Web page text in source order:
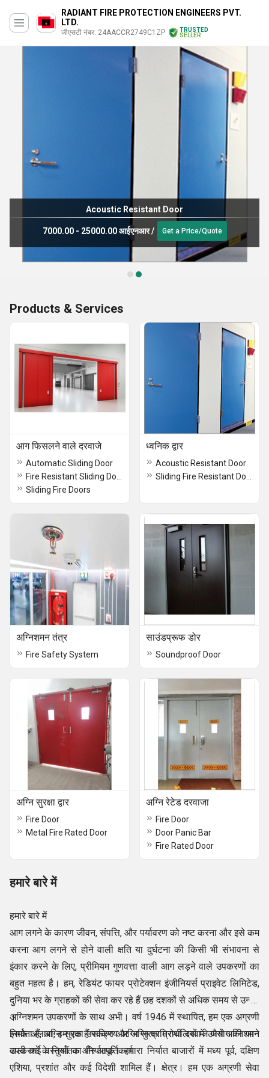
RADIANT FIRE PROTECTION ENGINEERS PVT.
LTD.
जीएसटी नंबर. 24AACCR2749C1ZP
TRUSTED
SELLER
Acoustic Resistant Door
7000.00 - 25000.00 आईएनआर/ Get a Price/Quote
Products & Services
आग फिसलने वाले दरवाजे
Automatic Sliding Door
Sliding Fire Doors
ध्वनिक द्वार
Acoustic Resistant Door
अग्निशमन तंत्र
Fire Safety System
साउंडप्रूफ डोर
Soundproof Door
अग्नि सुरक्षा द्वार
Fire Door
Metal Fire Rated Door
अग्नि रेटेड दरवाजा
Fire Door
Door Panic Bar
Fire Rated Door
हमारे बारे में
हमारे बारे में
आग लगने के कारण जीवन, संपत्ति, और पर्यावरण को नष्ट करना और इसे कम
करना आग लगने से होने वाली क्षति या दुर्घटना की किसी भी संभावना से
इंकार करने के लिए, प्रीमियम गुणवत्ता वाली आग लड़ने वाले उपकरणों का
बहुत महत्व है। हम, रेडियंट फायर प्रोटेक्शन इंजीनियर्स प्राइवेट लिमिटेड,
दुनिया भर के ग्राहकों की सेवा कर रहे हैं छह दशकों से अधिक समय से उन्नत
अग्निशमन उपकरणों के साथ अभी। वर्ष 1946 में स्थापित, हम एक अग्रणी
निर्माता हैं, अग्नि सुरक्षा उपकरण और अग्नि प्रतिरोधी दरवाजे जैसे अग्निशमन
उपकरणों के निर्यातक और आपूर्तिकर्ता
।
इसके अलावा, हम एक हैं सक्रिय अग्नि सुरक्षा प्रणालियों में उपयोग की जाने
वाली कई वस्तुओं का निर्यातक। हमारा निर्यात बाजारों में मध्य पूर्व, दक्षिण
एशिया, प्रशांत और कई विदेशी शामिल हैं। क्षेत्र। हम एक अग्रणी सेवा